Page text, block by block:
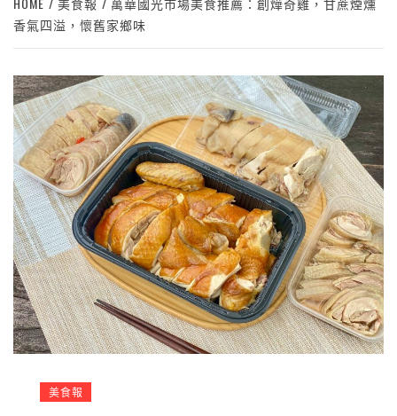
香氣四溢，懷舊家鄉味
美食報